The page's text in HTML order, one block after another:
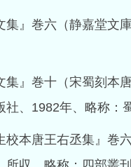
集』巻六（静嘉堂文
集』巻十（宋蜀刻本
社、1982年、略称：
校本唐王右丞集』巻